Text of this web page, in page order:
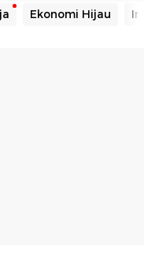
Ekonomi Hijau